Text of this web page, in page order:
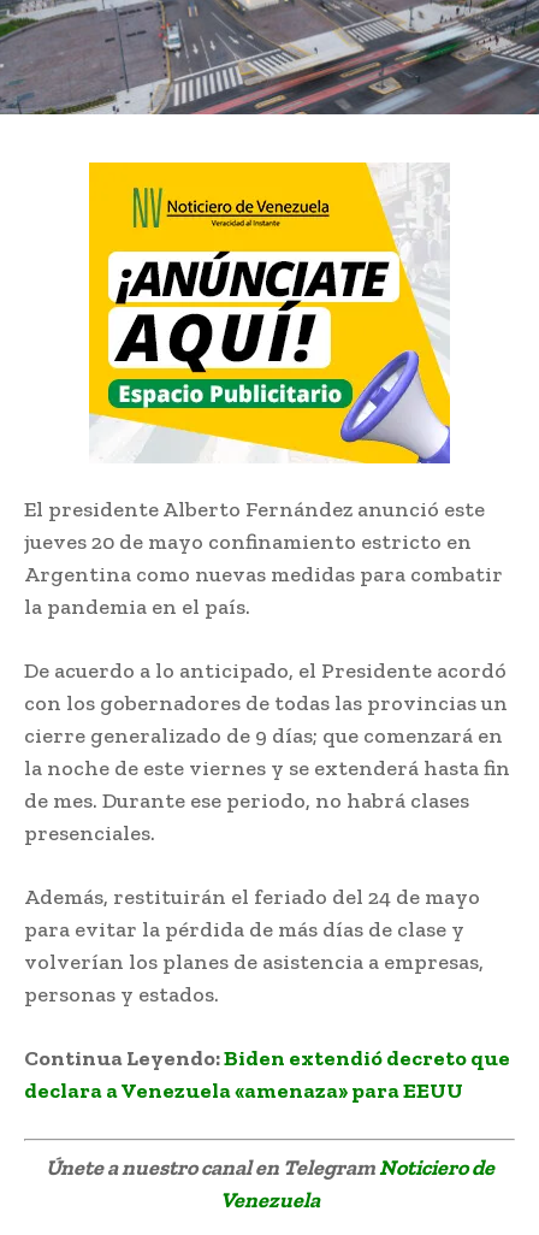
El presidente Alberto Fernández anunció este
jueves 20 de mayo confinamiento estricto en
Argentina como nuevas medidas para combatir
la pandemia en el país.
De acuerdo a lo anticipado, el Presidente acordó
con los gobernadores de todas las provincias un
cierre generalizado de 9 días; que comenzará en
la noche de este viernes y se extenderá hasta fin
de mes. Durante ese periodo, no habrá clases
presenciales.
Además, restituirán el feriado del 24 de mayo
para evitar la pérdida de más días de clase y
volverían los planes de asistencia a empresas,
personas y estados.
Continua Leyendo:Biden extendió decreto que
declara a Venezuela «amenaza» para EEUU
Únete a nuestro canal en TelegramNoticiero de
Venezuela